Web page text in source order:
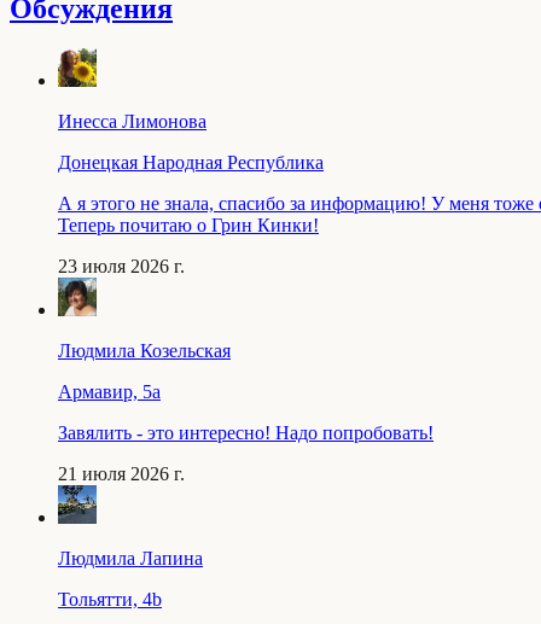
Обсуждения
Инесса Лимонова
Донецкая Народная Республика
А я этого не знала, спасибо за информацию! У меня тоже
Теперь почитаю о Грин Кинки!
23 июля 2026 г.
Людмила Козельская
Армавир, 5a
Завялить - это интересно! Надо попробовать!
21 июля 2026 г.
Людмила Лапина
Тольятти, 4b